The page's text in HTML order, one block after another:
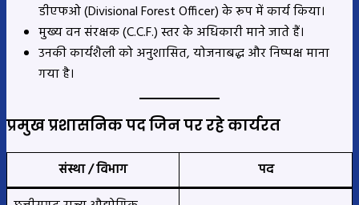
डीएफओ (Divisional Forest Officer) के रूप में कार्य किया।
मुख्य वन संरक्षक (C.C.F.) स्तर के अधिकारी माने जाते हैं।
उनकी कार्यशैली को अनुशासित, योजनाबद्ध और निष्पक्ष माना
गया है।
प्रमुख प्रशासनिक पद जिन पर रहे कार्यरत
संस्था / विभाग
पद